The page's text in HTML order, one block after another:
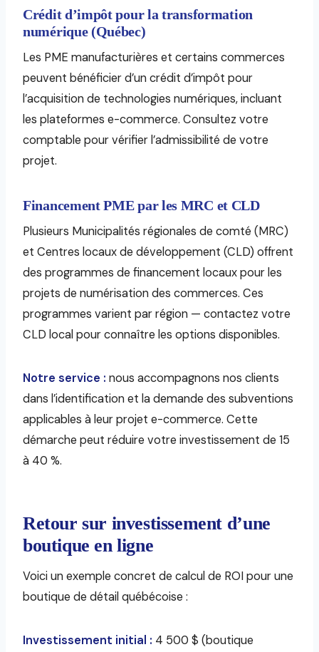
Crédit d’impôt pour la transformation
numérique (Québec)
Les PME manufacturières et certains commerces
peuvent bénéficier d’un crédit d’impôt pour
l’acquisition de technologies numériques, incluant
les plateformes e-commerce. Consultez votre
comptable pour vérifier l’admissibilité de votre
projet.
Financement PME par les MRC et CLD
Plusieurs Municipalités régionales de comté (MRC)
et Centres locaux de développement (CLD) offrent
des programmes de financement locaux pour les
projets de numérisation des commerces. Ces
programmes varient par région — contactez votre
CLD local pour connaître les options disponibles.
Notre service : nous accompagnons nos clients
dans l’identification et la demande des subventions
applicables à leur projet e-commerce. Cette
démarche peut réduire votre investissement de 15
à 40 %.
Retour sur investissement d’une
boutique en ligne
Voici un exemple concret de calcul de ROI pour une
boutique de détail québécoise :
Investissement initial : 4 500 $ (boutique